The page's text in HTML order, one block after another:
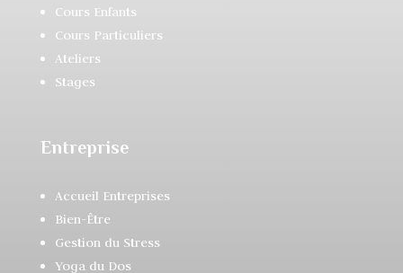
Cours Enfants
Cours Particuliers
Ateliers
Stages
Entreprise
Accueil Entreprises
Bien-Être
Gestion du Stress
Yoga du Dos